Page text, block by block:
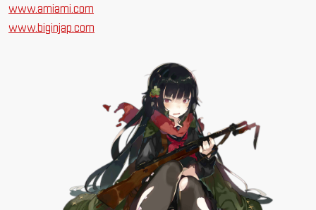
www.amiami.com
www.biginjap.com